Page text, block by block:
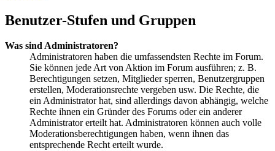
Benutzer-Stufen und Gruppen
Was sind Administratoren?
Administratoren haben die umfassendsten Rechte im Forum.
Sie können jede Art von Aktion im Forum ausführen; z. B.
Berechtigungen setzen, Mitglieder sperren, Benutzergruppen
erstellen, Moderationsrechte vergeben usw. Die Rechte, die
ein Administrator hat, sind allerdings davon abhängig, welche
Rechte ihnen ein Gründer des Forums oder ein anderer
Administrator erteilt hat. Administratoren können auch volle
Moderationsberechtigungen haben, wenn ihnen das
entsprechende Recht erteilt wurde.